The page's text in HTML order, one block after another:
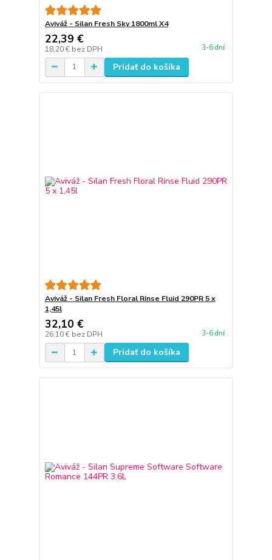
Aviváž - Silan Fresh Sky 1800ml X4
22,39 €
18,20 € bez DPH 3-6 dní
Pridať do košíka
Aviváž - Silan Fresh Floral Rinse Fluid 290PR 5 x
1,45l
32,10 €
26,10 € bez DPH 3-6 dní
Pridať do košíka